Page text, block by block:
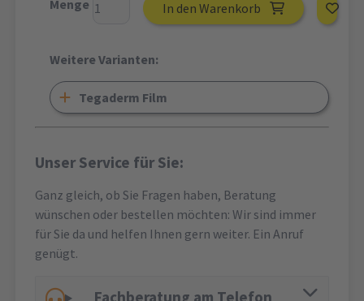
Menge In den Warenkorb
Weitere Varianten:
Tegaderm Film
Unser Service für Sie:
Ganz gleich, ob Sie Fragen haben, Beratung
wünschen oder bestellen möchten: Wir sind immer
für Sie da und helfen Ihnen gern weiter. Ein Anruf
genügt.
Fachberatung am Telefon